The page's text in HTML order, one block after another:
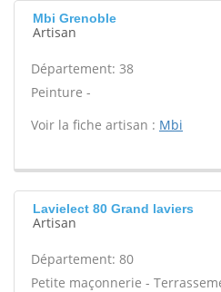
Mbi Grenoble
Artisan
Département: 38
Peinture -
Voir la fiche artisan : Mbi
Lavielect 80 Grand laviers
Artisan
Département: 80
Petite maçonnerie -